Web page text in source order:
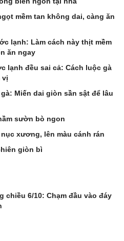
mềm tan không dai, càng ăn
lạnh: Làm cách này thịt mềm
ăn ngay
lạnh đều sai cả: Cách luộc gà
vị
Miến dai giòn sần sật để lâu
sườn bò ngon
xương, lên màu cánh rán
giòn bì
chiều 6/10: Chạm đầu vào đáy